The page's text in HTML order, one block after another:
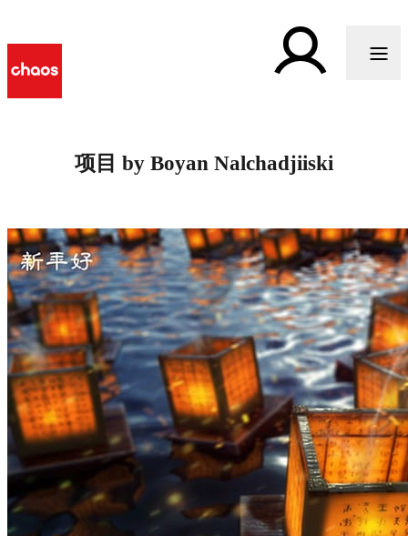
项目 by Boyan Nalchadjiiski